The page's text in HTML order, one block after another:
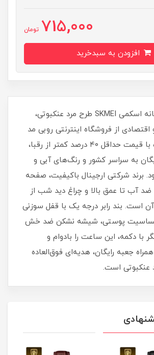
715,000 تومان
ساعت مچی بچگانه اسکمی SKMEI طرح مرد عنکبوتی،
از فروشگاه اینترنتی روبی مد
است. این ساعت با قیمت حداقل ۴۰ درصد کمتر از رقبا،
به سراسر کشور و رنگ‌های آبی و
برند شرکتی ارجینال باکیفیت، صفحه
ضد آب تا عمق بالا و چراغ دید شب از
است. بند رابر درجه یک با قفل سوزنی
پوستی، شیشه نشکن ضد خش
با دکمه، این ساعت را بادوام و
جعبه رایگان، هدیه‌ای فوق‌العاده
عنکبوتی است.